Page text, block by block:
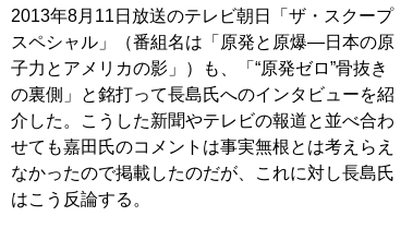
2013年8月11日放送のテレビ朝日「ザ・スクープ
スペシャル」（番組名は「原発と原爆―日本の原
子力とアメリカの影」）も、「“原発ゼロ”骨抜き
の裏側」と銘打って長島氏へのインタビューを紹
介した。こうした新聞やテレビの報道と並べ合わ
せても嘉田氏のコメントは事実無根とは考えらえ
なかったので掲載したのだが、これに対し長島氏
はこう反論する。